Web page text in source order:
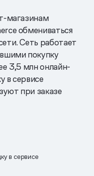
магазинам
обмениваться
Сеть работает
покупку
3,5 млн онлайн-
в сервисе
при заказе
в сервисе